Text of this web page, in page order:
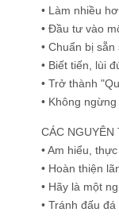
• Làm nhiều
• Đầu tư vào
• Chuẩn bị
• Biết tiến, lùi
• Trở thành
• Không
CÁC
• Am hiểu,
• Hoàn thiện
• Hãy là một
• Tránh đấu